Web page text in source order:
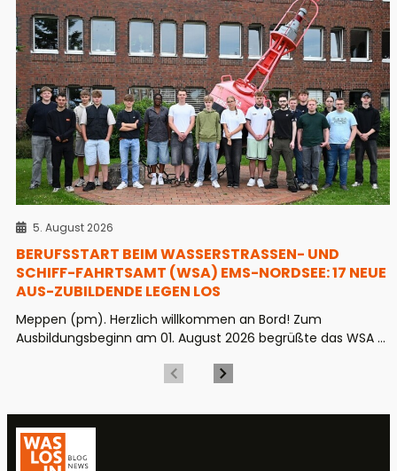
5. August 2026
BERUFSSTART BEIM WASSERSTRASSEN- UND S
CHIFF-FAHRTSAMT (WSA) EMS-NORDSEE: 17 NEUE A
US-ZUBILDENDE LEGEN LOS
Meppen (pm). Herzlich willkommen an Bord! Zum
Ausbildungsbeginn am 01. August 2026 begrüßte das WSA ...